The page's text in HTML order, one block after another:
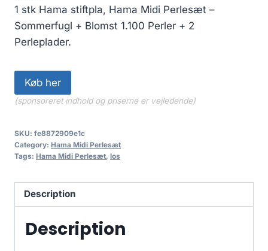
1 stk Hama stiftpla, Hama Midi Perlesæt –
Sommerfugl + Blomst 1.100 Perler + 2
Perleplader.
Køb her
(sponsoreret indhold og priserne er vejledende)
SKU: fe8872909e1c
Category: Hama Midi Perlesæt
Tags: Hama Midi Perlesæt, los
Description
Description